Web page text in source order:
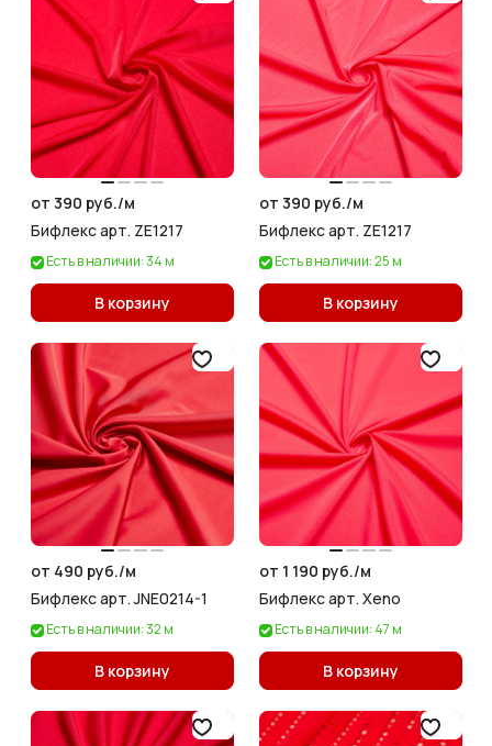
от 390 руб./м
Бифлекс арт. ZE1217
Есть в наличии: 34 м
В корзину
от 390 руб./м
Бифлекс арт. ZE1217
Есть в наличии: 25 м
В корзину
от 490 руб./м
Бифлекс арт. JNE0214-1
Есть в наличии: 32 м
В корзину
от 1 190 руб./м
Бифлекс арт. Xeno
Есть в наличии: 47 м
В корзину